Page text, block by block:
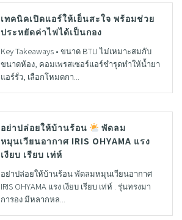
เทคนิคเปิดแอร์ให้เย็นสะใจ พร้อมช่วย
ประหยัดค่าไฟได้เป็นกอง
Key Takeaways • ขนาด BTU ไม่เหมาะสมกับ
ขนาดห้อง, คอมเพรสเซอร์แอร์ชำรุดทำให้น้ำยา
แอร์รั่ว, เลือกโหมดกา...
อย่าปล่อยให้บ้านร้อน
พัดลม
หมุนเวียนอากาศ IRIS OHYAMA แรง
เงียบ เรียบ เท่ห์
อย่าปล่อยให้บ้านร้อน พัดลมหมุนเวียนอากาศ
IRIS OHYAMA แรง เงียบ เรียบ เท่ห์ . รุ่นทรงมา
การอง มีหลากหล...